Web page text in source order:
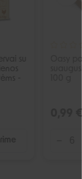
Oasy
0,99 €